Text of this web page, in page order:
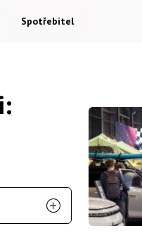
Spotřebitel